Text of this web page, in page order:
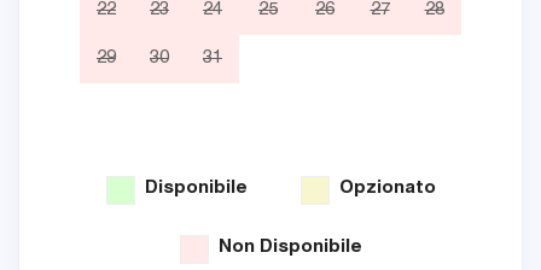
22 23 24 25 26 27 28
29 30 31
Disponibile Opzionato
Non Disponibile